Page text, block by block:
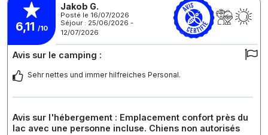
6,11 /10
Jakob G.
Posté le 16/07/2026
Séjour : 25/06/2026 -
12/07/2026
Avis sur le camping :
Sehr nettes und immer hilfreiches Personal.
Avis sur l'hébergement : Emplacement confort près du
lac avec une personne incluse. Chiens non autorisés